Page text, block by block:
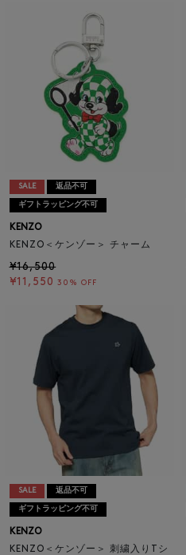
SALE 返品不可
ギフトラッピング不可
KENZO
KENZO＜ケンゾー＞ チャーム
¥16,500
¥11,550 30% OFF
SALE 返品不可
ギフトラッピング不可
KENZO
KENZO＜ケンゾー＞ 刺繍入りTシ